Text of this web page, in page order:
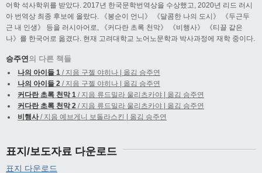
어학 석사학위를 받았다. 2017년 한국문학번역상을 수상했고, 2020년 리드 러시
아 번역상 최종 후보에 올랐다. 《봉순이 언니》 《달콤한 나의 도시》 《두근두
근 내 인생》 등을 러시아어로, 《커다란 초록 천막》 《비행사》 《티끌 같은
나》를 한국어로 옮겼다. 현재 고려대학교 노어노문학과 박사과정에 재학 중이다.
승주연의 다른 책들
나의 아이들 1 / 지음 구젤 야히나 | 옮김 승주연
나의 아이들 2 / 지음 구젤 야히나 | 옮김 승주연
커다란 초록 천막 1 / 지음 류드밀라 울리츠카야 | 옮김 승주연
커다란 초록 천막 2 / 지음 류드밀라 울리츠카야 | 옮김 승주연
비행사/ 지음 예브게니 보돌라스킨 | 옮김 승주연
표지/보도자료 다운로드
표지 다운로드